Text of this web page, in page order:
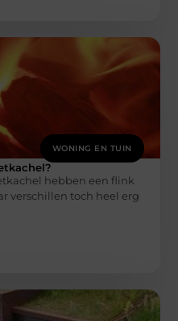
WONING EN TUIN
hebben een flink
verschillen toch heel erg